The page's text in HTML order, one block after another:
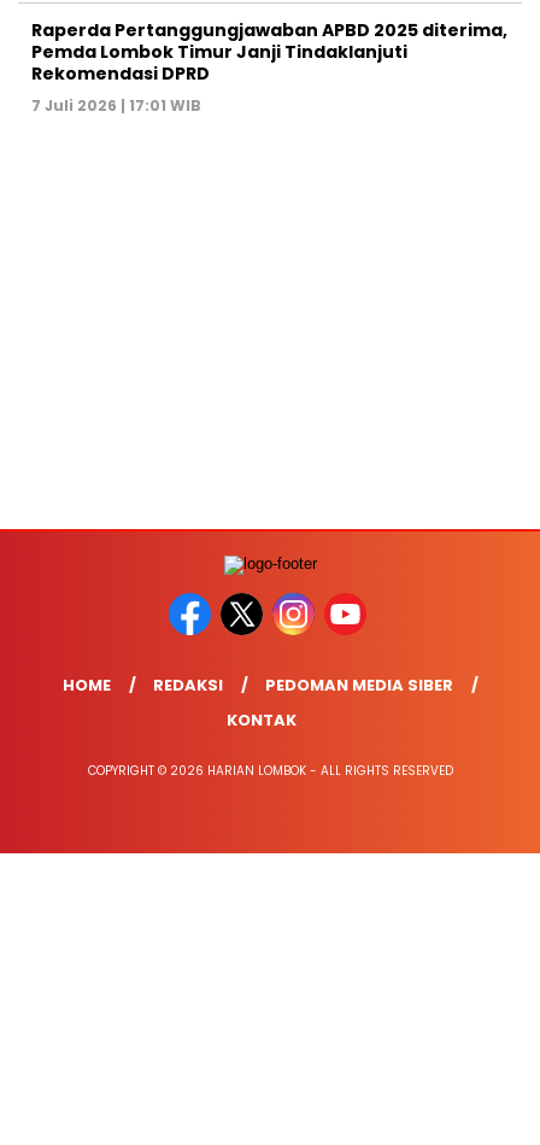
Raperda Pertanggungjawaban APBD 2025 diterima,
Pemda Lombok Timur Janji Tindaklanjuti
Rekomendasi DPRD
7 Juli 2026 | 17:01 WIB
HOME REDAKSI
PEDOMAN MEDIA SIBER
KONTAK
COPYRIGHT © 2026 HARIAN LOMBOK - ALL RIGHTS RESERVED